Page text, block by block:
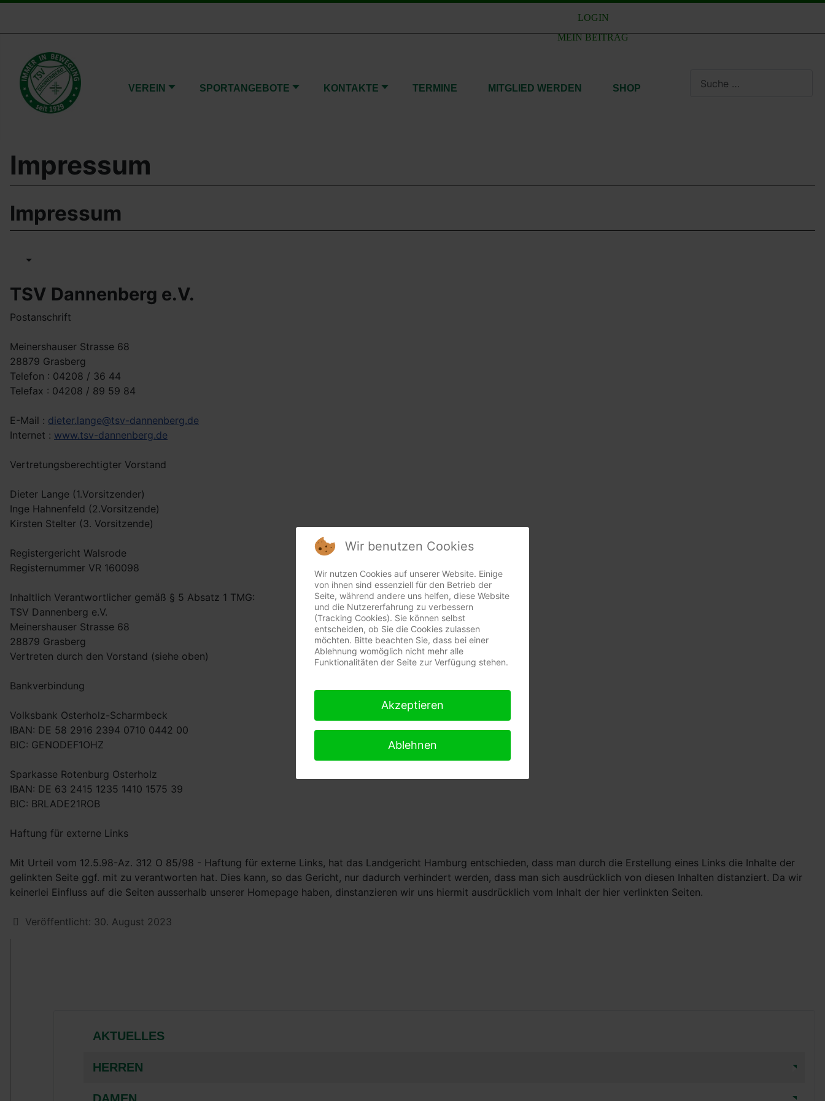
LOGIN
MEIN BEITRAG
VEREIN SPORTANGEBOTE KONTAKTE TERMINE MITGLIED WERDEN SHOP
Impressum
Impressum
TSV Dannenberg e.V.
Postanschrift
Meinershauser Strasse 68
28879 Grasberg
Telefon : 04208 / 36 44
Telefax : 04208 / 89 59 84
E-Mail : dieter.lange@tsv-dannenberg.de
Internet : www.tsv-dannenberg.de
Vertretungsberechtigter Vorstand
Dieter Lange (1.Vorsitzender)
Inge Hahnenfeld (2.Vorsitzende)
Kirsten Stelter (3. Vorsitzende)
Registergericht Walsrode
Registernummer VR 160098
Inhaltlich Verantwortlicher gemäß § 5 Absatz 1 TMG:
TSV Dannenberg e.V.
Meinershauser Strasse 68
28879 Grasberg
Vertreten durch den Vorstand (siehe oben)
Bankverbindung
Volksbank Osterholz-Scharmbeck
IBAN: DE 58 2916 2394 0710 0442 00
BIC: GENODEF1OHZ
Sparkasse Rotenburg Osterholz
IBAN: DE 63 2415 1235 1410 1575 39
BIC: BRLADE21ROB
Haftung für externe Links
Mit Urteil vom 12.5.98-Az. 312 O 85/98 - Haftung für externe Links, hat das Landgericht Hamburg entschieden, dass man durch die Erstellung eines Links die Inhalte der
gelinkten Seite ggf. mit zu verantworten hat. Dies kann, so das Gericht, nur dadurch verhindert werden, dass man sich ausdrücklich von diesen Inhalten distanziert. Da wir
keinerlei Einfluss auf die Seiten ausserhalb unserer Homepage haben, dinstanzieren wir uns hiermit ausdrücklich vom Inhalt der hier verlinkten Seiten.
Details
Veröffentlicht: 30. August 2023
AKTUELLES
HERREN
Wir benutzen Cookies
Wir nutzen Cookies auf unserer Website. Einige
von ihnen sind essenziell für den Betrieb der
Seite, während andere uns helfen, diese Website
und die Nutzererfahrung zu verbessern
(Tracking Cookies). Sie können selbst
entscheiden, ob Sie die Cookies zulassen
möchten. Bitte beachten Sie, dass bei einer
Ablehnung womöglich nicht mehr alle
Funktionalitäten der Seite zur Verfügung stehen.
Akzeptieren
Ablehnen